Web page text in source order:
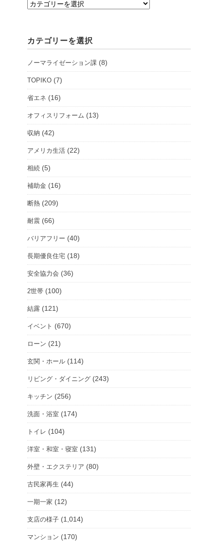
支
ョ
ル
ー
を
選
択
カテゴリーを選択
ノーマライゼーション課 (8)
TOPIKO (7)
省エネ (16)
オフィスリフォーム (13)
収納 (42)
アメリカ生活 (22)
相続 (5)
補助金 (16)
断熱 (209)
耐震 (66)
バリアフリー (40)
長期優良住宅 (18)
安全協力会 (36)
2世帯 (100)
結露 (121)
イベント (670)
ローン (21)
玄関・ホール (114)
リビング・ダイニング (243)
キッチン (256)
洗面・浴室 (174)
トイレ (104)
洋室・和室・寝室 (131)
外壁・エクステリア (80)
古民家再生 (44)
一期一家 (12)
支店の様子 (1,014)
マンション (170)